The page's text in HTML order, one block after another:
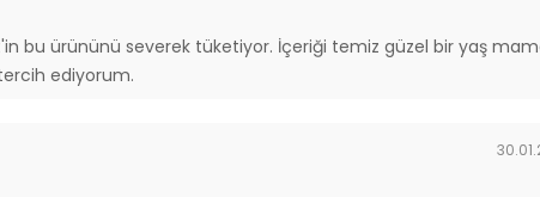
bu ürününü severek tüketiyor. İçeriği temiz güzel bir yaş
ediyorum.